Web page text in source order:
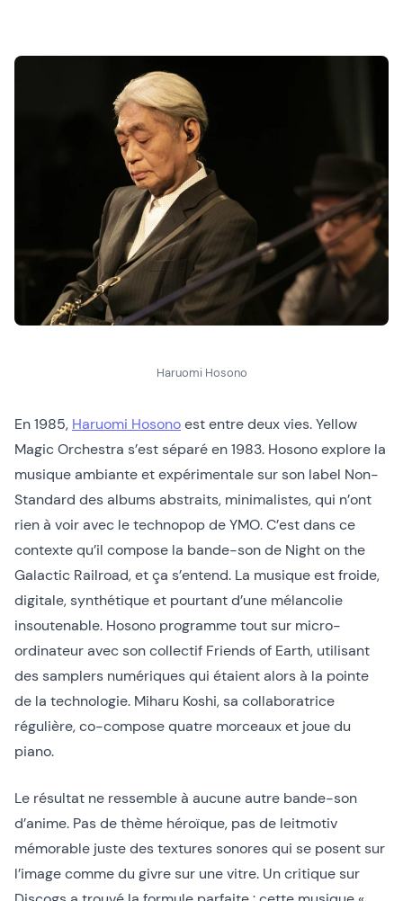
Haruomi Hosono
En 1985, Haruomi Hosonoest entre deux vies. Yellow
Magic Orchestra s’est séparé en 1983. Hosono explore la
musique ambiante et expérimentale sur son label Non-
Standard des albums abstraits, minimalistes, qui n’ont
rien à voir avec le technopop de YMO. C’est dans ce
contexte qu’il compose la bande-son de Night on the
Galactic Railroad, et ça s’entend. La musique est froide,
digitale, synthétique et pourtant d’une mélancolie
insoutenable. Hosono programme tout sur micro-
ordinateur avec son collectif Friends of Earth, utilisant
des samplers numériques qui étaient alors à la pointe
de la technologie. Miharu Koshi, sa collaboratrice
régulière, co-compose quatre morceaux et joue du
piano.
Le résultat ne ressemble à aucune autre bande-son
d’anime. Pas de thème héroïque, pas de leitmotiv
mémorable juste des textures sonores qui se posent sur
l’image comme du givre sur une vitre. Un critique sur